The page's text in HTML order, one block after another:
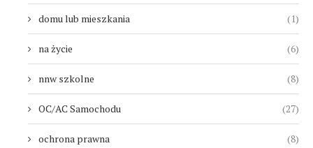
domu lub mieszkania (1)
na życie (6)
nnw szkolne (8)
OC/AC Samochodu (27)
ochrona prawna (8)